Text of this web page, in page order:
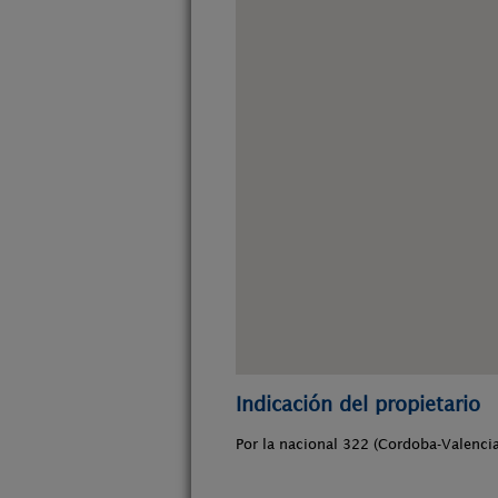
Indicación del propietario
Por la nacional 322 (Cordoba-